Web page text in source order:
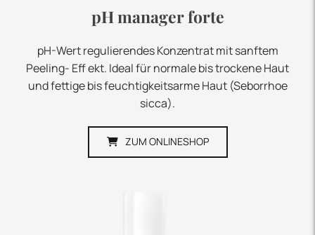
pH manager forte
pH-Wert regulierendes Konzentrat mit sanftem
Peeling- Eff ekt. Ideal für normale bis trockene Haut
und fettige bis feuchtigkeitsarme Haut (Seborrhoe
sicca).
ZUM ONLINESHOP